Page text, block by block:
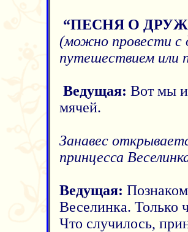
“ПЕСНЯ О
(можно провести с
путешествием или
Ведущая: Вот мы
мячей.
Занавес
принцесса
Ведущая:
Веселинка. Только
Что случилось,